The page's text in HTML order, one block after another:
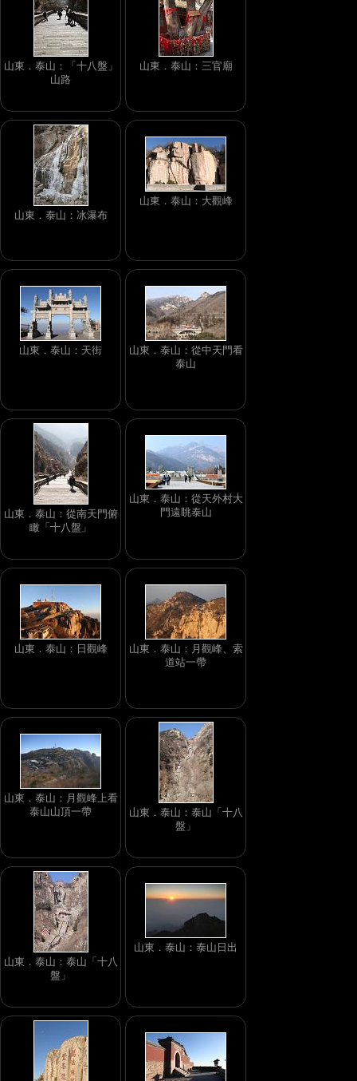
山東．泰山：「十八盤」
山路
山東．泰山：三官廟
山東．泰山：冰瀑布
山東．泰山：大觀峰
山東．泰山：天街
山東．泰山：從中天門看
泰山
山東．泰山：從南天門俯
瞰「十八盤」
山東．泰山：從天外村大
門遠眺泰山
山東．泰山：日觀峰
山東．泰山：月觀峰、索
道站一帶
山東．泰山：月觀峰上看
泰山山頂一帶
山東．泰山：泰山「十八
盤」
山東．泰山：泰山「十八
盤」
山東．泰山：泰山日出